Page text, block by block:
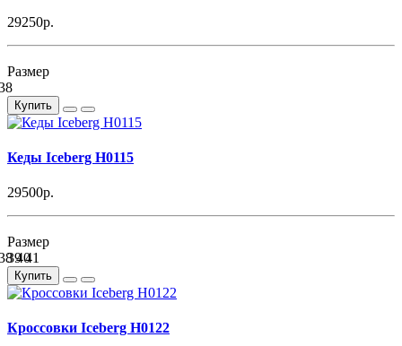
29250р.
Размер
Купить
Кеды Iceberg H0115
29500р.
Размер
3940
41
Купить
Кроссовки Iceberg H0122